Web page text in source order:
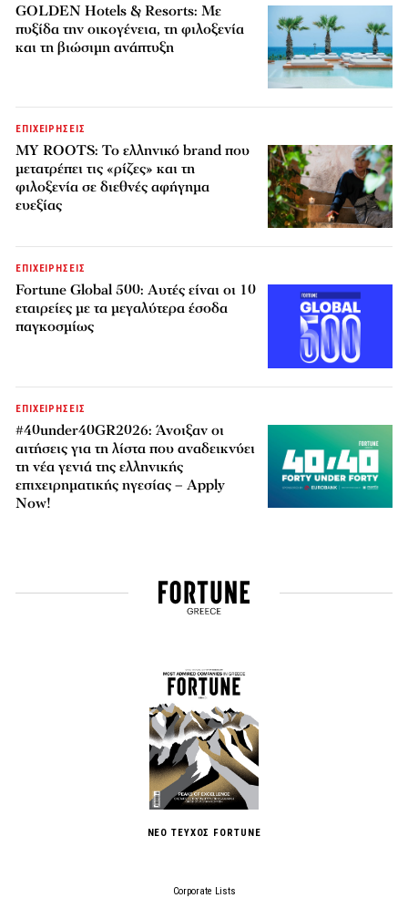
GOLDEN Hotels & Resorts: Με
πυξίδα την οικογένεια, τη φιλοξενία
και τη βιώσιμη ανάπτυξη
ΕΠΙΧΕΙΡΗΣΕΙΣ
MY ROOTS: Το ελληνικό brand που
μετατρέπει τις «ρίζες» και τη
φιλοξενία σε διεθνές αφήγημα
ευεξίας
ΕΠΙΧΕΙΡΗΣΕΙΣ
Fortune Global 500: Αυτές είναι οι 10
εταιρείες με τα μεγαλύτερα έσοδα
παγκοσμίως
ΕΠΙΧΕΙΡΗΣΕΙΣ
#40under40GR2026: Άνοιξαν οι
αιτήσεις για τη λίστα που αναδεικνύει
τη νέα γενιά της ελληνικής
επιχειρηματικής ηγεσίας – Apply
Now!
ΝΕΟ ΤΕΥΧΟΣ FORTUNE
Corporate Lists